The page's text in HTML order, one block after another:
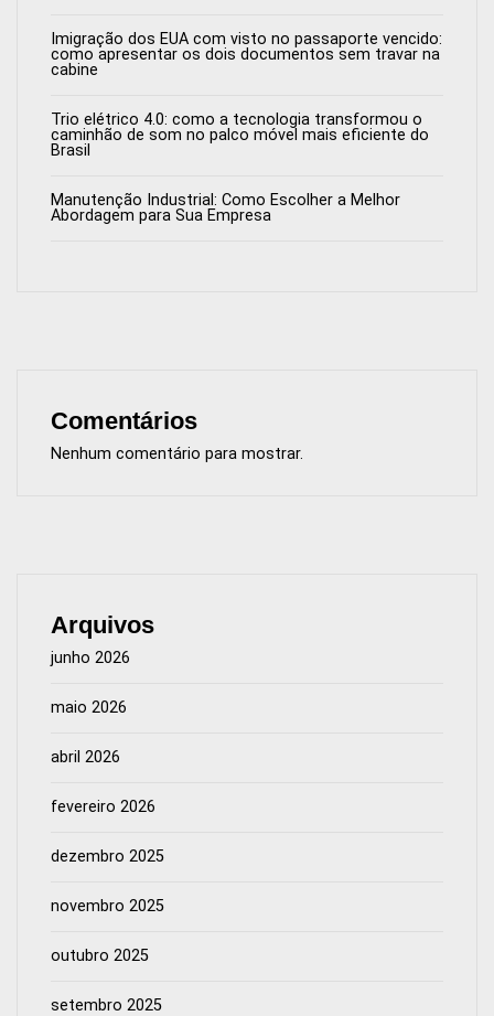
Imigração dos EUA com visto no passaporte vencido:
como apresentar os dois documentos sem travar na
cabine
Trio elétrico 4.0: como a tecnologia transformou o
caminhão de som no palco móvel mais eficiente do
Brasil
Manutenção Industrial: Como Escolher a Melhor
Abordagem para Sua Empresa
Comentários
Nenhum comentário para mostrar.
Arquivos
junho 2026
maio 2026
abril 2026
fevereiro 2026
dezembro 2025
novembro 2025
outubro 2025
setembro 2025